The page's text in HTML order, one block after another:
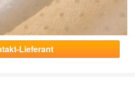
Lieferant